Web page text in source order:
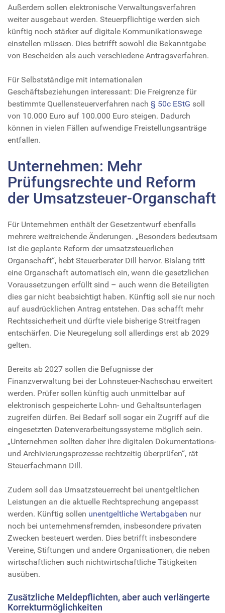
Außerdem sollen elektronische Verwaltungsverfahren
weiter ausgebaut werden. Steuerpflichtige werden sich
künftig noch stärker auf digitale Kommunikationswege
einstellen müssen. Dies betrifft sowohl die Bekanntgabe
von Bescheiden als auch verschiedene Antragsverfahren.
Für Selbstständige mit internationalen
Geschäftsbeziehungen interessant: Die Freigrenze für
bestimmte Quellensteuerverfahren nach § 50c EStG soll
von 10.000 Euro auf 100.000 Euro steigen. Dadurch
können in vielen Fällen aufwendige Freistellungsanträge
entfallen.
Unternehmen: Mehr
Prüfungsrechte und Reform
der Umsatzsteuer-Organschaft
Für Unternehmen enthält der Gesetzentwurf ebenfalls
mehrere weitreichende Änderungen. „Besonders bedeutsam
ist die geplante Reform der umsatzsteuerlichen
Organschaft“, hebt Steuerberater Dill hervor. Bislang tritt
eine Organschaft automatisch ein, wenn die gesetzlichen
Voraussetzungen erfüllt sind – auch wenn die Beteiligten
dies gar nicht beabsichtigt haben. Künftig soll sie nur noch
auf ausdrücklichen Antrag entstehen. Das schafft mehr
Rechtssicherheit und dürfte viele bisherige Streitfragen
entschärfen. Die Neuregelung soll allerdings erst ab 2029
gelten.
Bereits ab 2027 sollen die Befugnisse der
Finanzverwaltung bei der Lohnsteuer-Nachschau erweitert
werden. Prüfer sollen künftig auch unmittelbar auf
elektronisch gespeicherte Lohn- und Gehaltsunterlagen
zugreifen dürfen. Bei Bedarf soll sogar ein Zugriff auf die
eingesetzten Datenverarbeitungssysteme möglich sein.
„Unternehmen sollten daher ihre digitalen Dokumentations-
und Archivierungsprozesse rechtzeitig überprüfen“, rät
Steuerfachmann Dill.
Zudem soll das Umsatzsteuerrecht bei unentgeltlichen
Leistungen an die aktuelle Rechtsprechung angepasst
werden. Künftig sollen unentgeltliche Wertabgaben nur
noch bei unternehmensfremden, insbesondere privaten
Zwecken besteuert werden. Dies betrifft insbesondere
Vereine, Stiftungen und andere Organisationen, die neben
wirtschaftlichen auch nichtwirtschaftliche Tätigkeiten
ausüben.
Zusätzliche Meldepflichten, aber auch verlängerte
Korrekturmöglichkeiten